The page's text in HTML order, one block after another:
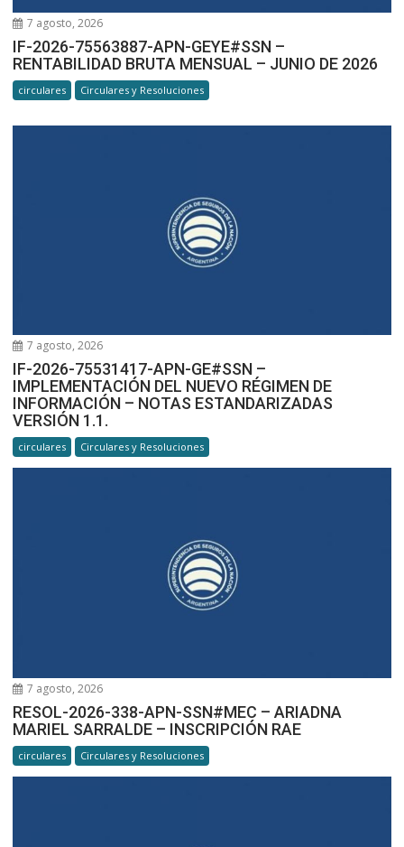
7 agosto, 2026
IF-2026-75563887-APN-GEYE#SSN –
RENTABILIDAD BRUTA MENSUAL – JUNIO DE 2026
circulares Circulares y Resoluciones
7 agosto, 2026
IF-2026-75531417-APN-GE#SSN –
IMPLEMENTACIÓN DEL NUEVO RÉGIMEN DE
INFORMACIÓN – NOTAS ESTANDARIZADAS
VERSIÓN 1.1.
circulares Circulares y Resoluciones
7 agosto, 2026
RESOL-2026-338-APN-SSN#MEC – ARIADNA
MARIEL SARRALDE – INSCRIPCIÓN RAE
circulares Circulares y Resoluciones